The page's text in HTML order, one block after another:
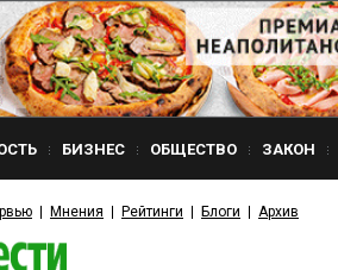
БИЗНЕС ОБЩЕСТВО ЗАКОН
Мнения Рейтинги Блоги Архив